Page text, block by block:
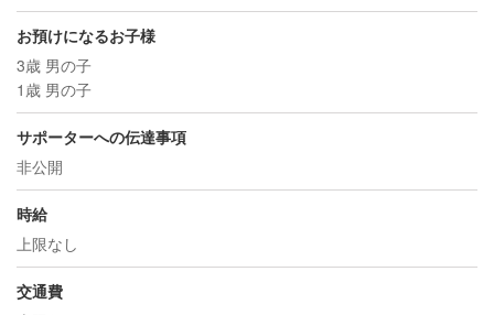
お預けになるお子様
3歳 男の子
1歳 男の子
サポーターへの伝達事項
非公開
時給
上限なし
交通費